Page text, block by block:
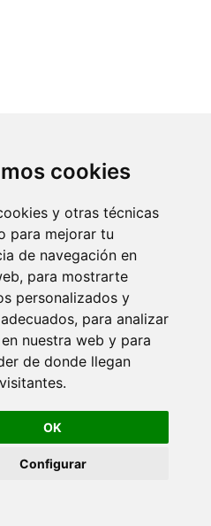
cookies
y otras técnicas
para mejorar tu
de navegación en
para mostrarte
personalizados y
para analizar
nuestra web y para
de donde llegan
OK
Configurar